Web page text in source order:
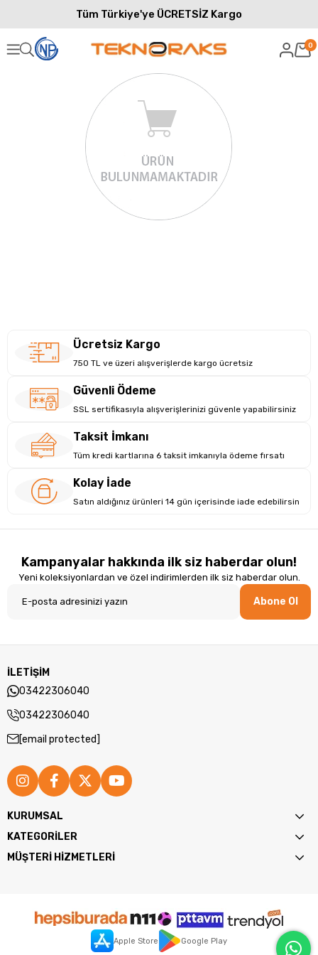
Tüm Türkiye'ye ÜCRETSİZ Kargo
0
Ücretsiz Kargo
750 TL ve üzeri alışverişlerde kargo ücretsiz
Güvenli Ödeme
SSL sertifikasıyla alışverişlerinizi güvenle yapabilirsiniz
Taksit İmkanı
Tüm kredi kartlarına 6 taksit imkanıyla ödeme fırsatı
Kolay İade
Satın aldığınız ürünleri 14 gün içerisinde iade edebilirsin
Kampanyalar hakkında ilk siz haberdar olun!
Yeni koleksiyonlardan ve özel indirimlerden ilk siz haberdar olun.
Abone Ol
İLETİŞİM
03422306040
03422306040
[email protected]
KURUMSAL
KATEGORİLER
MÜŞTERİ HİZMETLERİ
Apple Store Google Play